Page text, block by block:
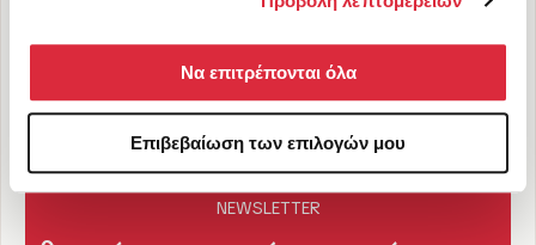
Να επιτρέπονται όλα
Επιβεβαίωση των επιλογών μου
+30 2103210982
Τατοΐου 121, Μεταμόρφωση 144 52
NEWSLETTER